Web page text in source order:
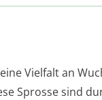
Vielfalt an
Sprosse sind